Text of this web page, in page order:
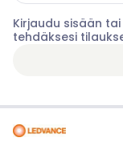
Kirjaudu sisään
tehdäksesi